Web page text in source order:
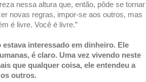
nessa altura que, então, pôde se tornar
novas regras, impor-se aos outros, mas
é livre. Você é livre.”
interessado em dinheiro. Ele
é claro. Uma vez vivendo neste
que qualquer coisa, ele entendeu a
outros.